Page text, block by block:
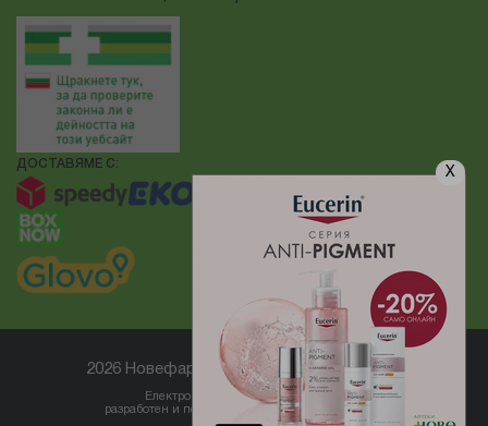
X
ДОСТАВЯМЕ С:
2026 Новефарм ® Всички права запазени
Електронен магазин
разработен и поддържан от